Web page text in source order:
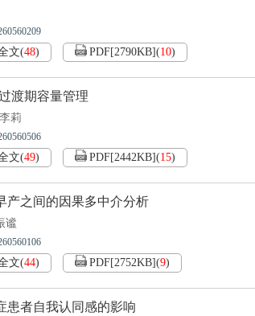
文(48) PDF[2790KB](10)
渡期容量管理
李莉
文(49) PDF[2442KB](15)
产之间的因果多中介分析
谧
文(44) PDF[2752KB](9)
患者自我认同感的影响